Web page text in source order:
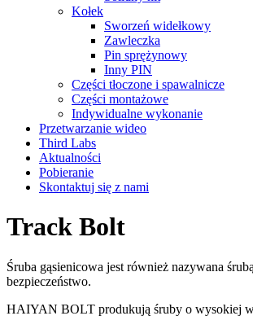
Kołek
Sworzeń widełkowy
Zawleczka
Pin sprężynowy
Inny PIN
Części tłoczone i spawalnicze
Części montażowe
Indywidualne wykonanie
Przetwarzanie wideo
Third Labs
Aktualności
Pobieranie
Skontaktuj się z nami
Track Bolt
Śruba gąsienicowa jest również nazywana
bezpieczeństwo.
HAIYAN BOLT produkują śruby o wysokiej